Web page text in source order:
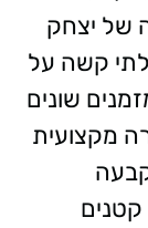
של יצחק
קשה על
שונים
מקצועית
קטנים